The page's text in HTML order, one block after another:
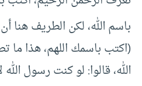
باسم الله، لكن الطريف هنا
(اكتب باسمك اللهم، هذا
الله، قالوا: لو كنت رسول الله